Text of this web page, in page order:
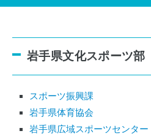
岩手県文化スポーツ部
スポーツ振興課
岩手県体育協会
岩手県広域スポーツセンター